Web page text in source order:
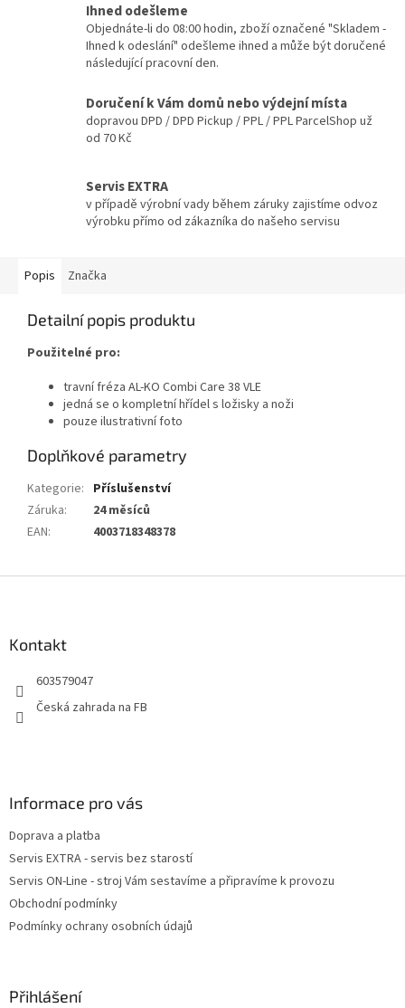
Ihned odešleme
Objednáte-li do 08:00 hodin, zboží označené "Skladem -
Ihned k odeslání" odešleme ihned a může být doručené
následující pracovní den.
Doručení k Vám domů nebo výdejní místa
dopravou DPD / DPD Pickup / PPL / PPL ParcelShop už
od 70 Kč
Servis EXTRA
v případě výrobní vady během záruky zajistíme odvoz
výrobku přímo od zákazníka do našeho servisu
Popis Značka
Detailní popis produktu
Použitelné pro:
travní fréza AL-KO Combi Care 38 VLE
jedná se o kompletní hřídel s ložisky a noži
pouze ilustrativní foto
Doplňkové parametry
Kategorie: Příslušenství
Záruka:
24 měsíců
EAN: 4003718348378
Kontakt
603579047
Česká zahrada na FB
Informace pro vás
Doprava a platba
Servis EXTRA - servis bez starostí
Servis ON-Line - stroj Vám sestavíme a připravíme k provozu
Obchodní podmínky
Podmínky ochrany osobních údajů
Přihlášení